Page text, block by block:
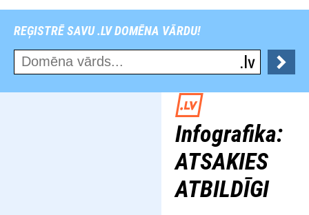
REĢISTRĒ SAVU .LV DOMĒNA VĀRDU!
Infografika:
ATSAKIES
ATBILDĪGI